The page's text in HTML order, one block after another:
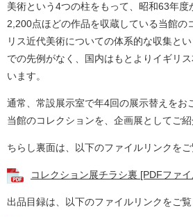
美術という4つの柱をもって、昭和63年
2,200点ほどの作品を収蔵している当館の
リス近代美術についての体系的な収集と
での先例がなく、国内はもとよりイギリ
います。
通常、常設展示室で年4回の展示替えをお
当館のコレクションを、企画展としてご紹
ちらし裏面は、以下のファイルリンクをご
コレクション展チラシ裏 [PDFファ
出品目録は、以下のファイルリンクをご覧